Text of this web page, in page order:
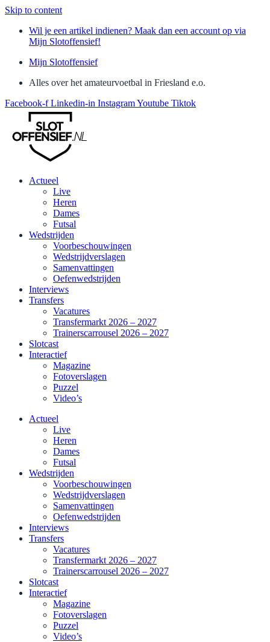
Skip to content
Wil je een artikel indienen? Maak dan een account op via
Mijn Slotoffensief!
Mijn Slotoffensief
Alles over het amateurvoetbal in Friesland e.o.
Facebook-f Linkedin-in InstagramYoutube Tiktok
Actueel
Live
Heren
Dames
Futsal
Wedstrijden
Voorbeschouwingen
Wedstrijdverslagen
Samenvattingen
Oefenwedstrijden
Interviews
Transfers
Vacatures
Transfermarkt 2026 – 2027
Trainerscarrousel 2026 – 2027
Slotcast
Interactief
Magazine
Fotoverslagen
Puzzel
Video’s
Actueel
Live
Heren
Dames
Futsal
Wedstrijden
Voorbeschouwingen
Wedstrijdverslagen
Samenvattingen
Oefenwedstrijden
Interviews
Transfers
Vacatures
Transfermarkt 2026 – 2027
Trainerscarrousel 2026 – 2027
Slotcast
Interactief
Magazine
Fotoverslagen
Puzzel
Video’s